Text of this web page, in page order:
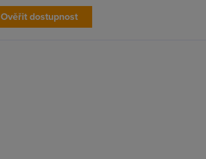
Ověřit dostupnost